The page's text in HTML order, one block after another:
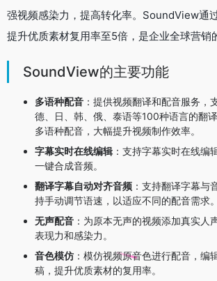
强视频感染力，提高转化率。SoundView通
提升优质素材复用率至5倍，是企业全球营销
SoundView的主要功能
多语种配音 ：提供视频翻译和配音服务，
德、日、韩、俄、泰语等100种语言的翻
多语种配音，大幅提升视频制作效率。
字幕实时在线编辑 ：支持字幕实时在线编
一键合成音频。
翻译字幕自动对齐音频 ：支持翻译字幕与
持手动调节语速，以适应不同的配音需求。
无声配音 ：为原本无声的视频添加真实人
表现力和感染力。
音色模仿 ：模仿视频原音色进行配音，编
稿，提升优质素材的复用率。